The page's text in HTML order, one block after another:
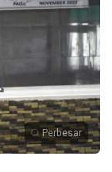
Perbesar